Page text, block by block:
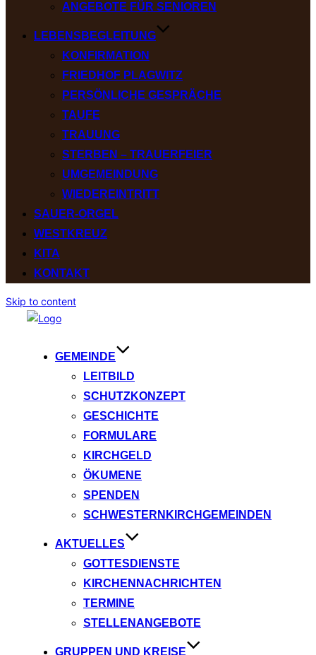
ANGEBOTE FÜR SENIOREN
LEBENSBEGLEITUNG
KONFIRMATION
FRIEDHOF PLAGWITZ
PERSÖNLICHE GESPRÄCHE
TAUFE
TRAUUNG
STERBEN – TRAUERFEIER
UMGEMEINDUNG
WIEDEREINTRITT
SAUER-ORGEL
WESTKREUZ
KITA
KONTAKT
Skip to content
GEMEINDE
LEITBILD
SCHUTZKONZEPT
GESCHICHTE
FORMULARE
KIRCHGELD
ÖKUMENE
SPENDEN
SCHWESTERNKIRCHGEMEINDEN
AKTUELLES
GOTTESDIENSTE
KIRCHENNACHRICHTEN
TERMINE
STELLENANGEBOTE
GRUPPEN UND KREISE